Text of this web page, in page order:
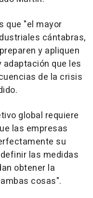
que "el mayor
cántabras,
y apliquen
que les
de la crisis
global requiere
las empresas
su
las medidas
obtener la
cosas".